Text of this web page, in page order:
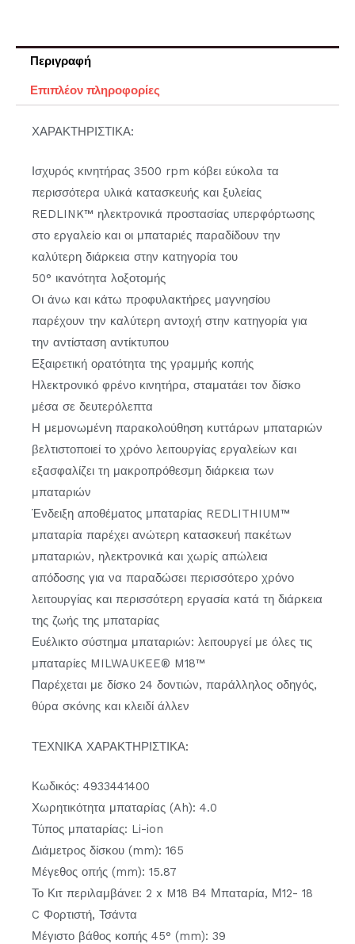
Περιγραφή
Επιπλέον πληροφορίες
ΧΑΡΑΚΤΗΡΙΣΤΙΚΑ:
Ισχυρός κινητήρας 3500 rpm κόβει εύκολα τα
περισσότερα υλικά κατασκευής και ξυλείας
REDLINK™ ηλεκτρονικά προστασίας υπερφόρτωσης
στο εργαλείο και οι μπαταριές παραδίδουν την
καλύτερη διάρκεια στην κατηγορία του
50° ικανότητα λοξοτομής
Οι άνω και κάτω προφυλακτήρες μαγνησίου
παρέχουν την καλύτερη αντοχή στην κατηγορία για
την αντίσταση αντίκτυπου
Εξαιρετική ορατότητα της γραμμής κοπής
Ηλεκτρονικό φρένο κινητήρα, σταματάει τον δίσκο
μέσα σε δευτερόλεπτα
Η μεμονωμένη παρακολούθηση κυττάρων μπαταριών
βελτιστοποιεί το χρόνο λειτουργίας εργαλείων και
εξασφαλίζει τη μακροπρόθεσμη διάρκεια των
μπαταριών
Ένδειξη αποθέματος μπαταρίας REDLITHIUM™
μπαταρία παρέχει ανώτερη κατασκευή πακέτων
μπαταριών, ηλεκτρονικά και χωρίς απώλεια
απόδοσης για να παραδώσει περισσότερο χρόνο
λειτουργίας και περισσότερη εργασία κατά τη διάρκεια
της ζωής της μπαταρίας
Ευέλικτο σύστημα μπαταριών: λειτουργεί με όλες τις
μπαταρίες MILWAUKEE® M18™
Παρέχεται με δίσκο 24 δοντιών, παράλληλος οδηγός,
θύρα σκόνης και κλειδί άλλεν
ΤΕΧΝΙΚΑ ΧΑΡΑΚΤΗΡΙΣΤΙΚΑ:
Κωδικός: 4933441400
Χωρητικότητα μπαταρίας (Ah): 4.0
Τύπος μπαταρίας: Li-ion
Διάμετρος δίσκου (mm): 165
Μέγεθος οπής (mm): 15.87
Το Κιτ περιλαμβάνει: 2 x M18 B4 Μπαταρία, Μ12- 18
C Φορτιστή, Τσάντα
Μέγιστο βάθος κοπής 45° (mm): 39